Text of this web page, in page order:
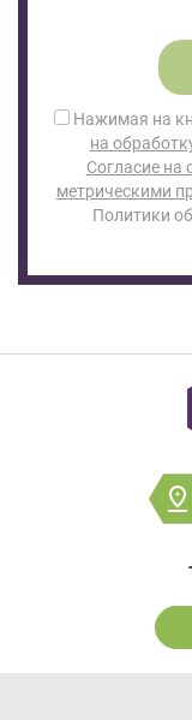
Нажимая на
на
Согласие на
метрическими
Политики